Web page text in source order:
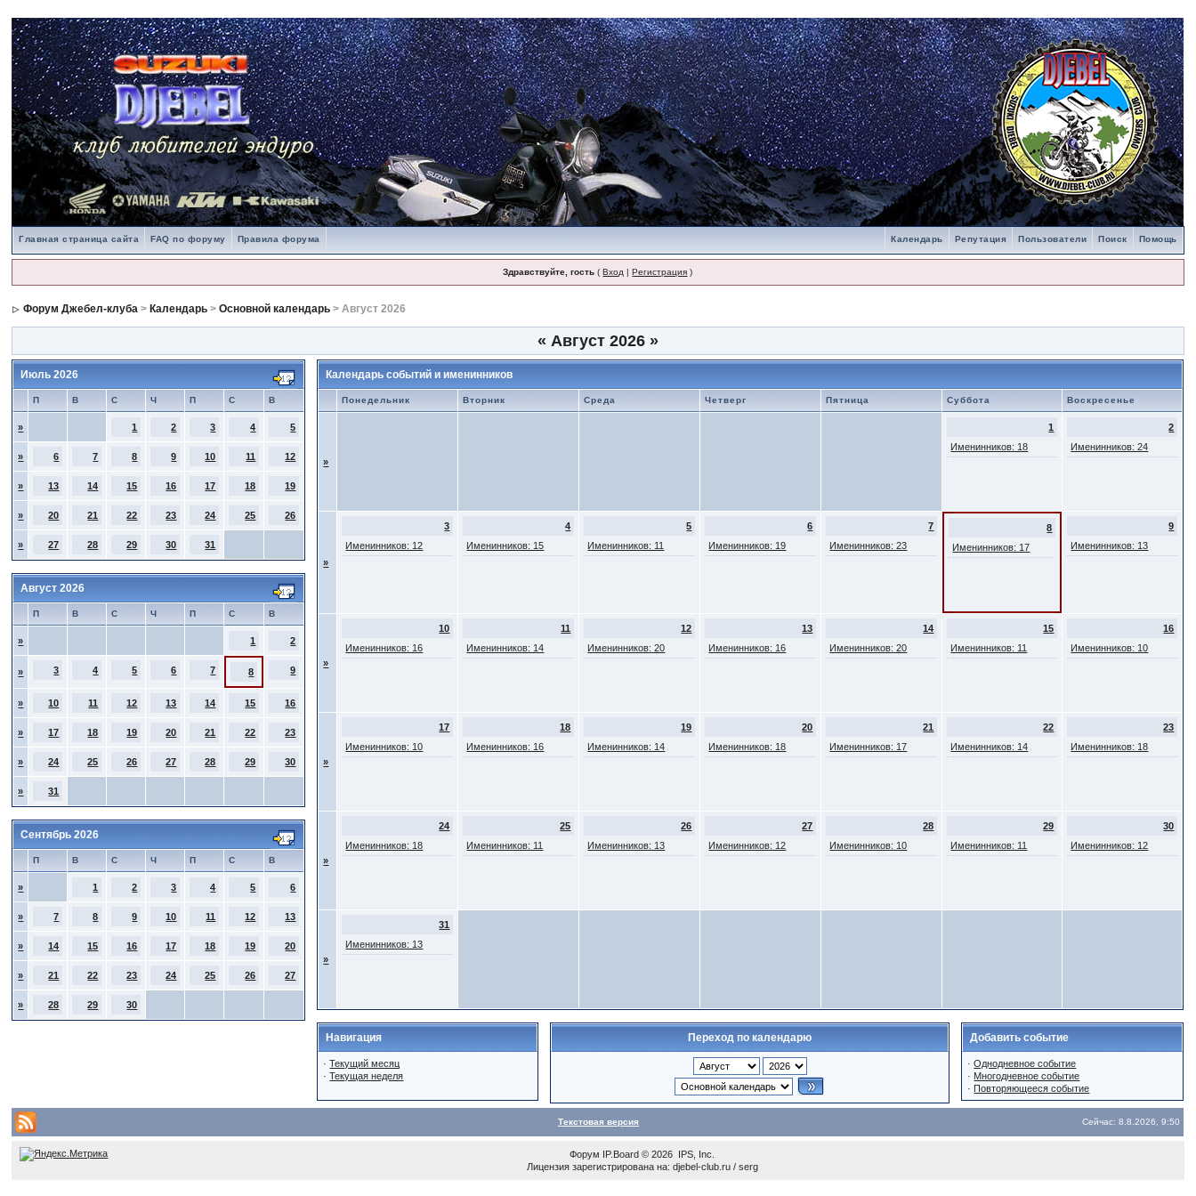
Главная страница сайта FAQ по форуму Правила форума Помощь
Поиск
Пользователи
Репутация
Календарь
Здравствуйте, гость (Вход |Регистрация )
Форум Джебел-клуба > Календарь >Основной календарь > Август 2026
« Август 2026 »
Июль 2026
П В С Ч П С В
» 1 2 3 4 5
» 6 7 8 9 10 11 12
» 13 14 15 16 17 18 19
» 20 21 22 23 24 25 26
» 27 28 29 30 31
Август 2026
П В С Ч П С В
» 1 2
» 3 4 5 6 7 8 9
» 10 11 12 13 14 15 16
» 17 18 19 20 21 22 23
» 24 25 26 27 28 29 30
» 31
Сентябрь 2026
П В С Ч П С В
» 1 2 3 4 5 6
» 7 8 9 10 11 12 13
» 14 15 16 17 18 19 20
» 21 22 23 24 25 26 27
» 28 29 30
Календарь событий и именинников
Понедельник Вторник Среда Четверг Пятница Суббота Воскресенье
»
1
Именинников: 18
2
Именинников: 24
»
3
Именинников: 12
4
Именинников: 15
5
Именинников: 11
6
Именинников: 19
7
Именинников: 23
8
Именинников: 17
9
Именинников: 13
»
10
Именинников: 16
11
Именинников: 14
12
Именинников: 20
13
Именинников: 16
14
Именинников: 20
15
Именинников: 11
16
Именинников: 10
»
17
Именинников: 10
18
Именинников: 16
19
Именинников: 14
20
Именинников: 18
21
Именинников: 17
22
Именинников: 14
23
Именинников: 18
»
24
Именинников: 18
25
Именинников: 11
26
Именинников: 13
27
Именинников: 12
28
Именинников: 10
29
Именинников: 11
30
Именинников: 12
»
31
Именинников: 13
Навигация
·Текущий месяц
·Текущая неделя
Переход по календарю Добавить событие
·Однодневное событие
· Многодневное событие
·Повторяющееся событие
Текстовая версия Сейчас: 8.8.2026, 9:50
Форум IP.Board © 2026 IPS, Inc
Лицензия зарегистрирована на: djebel-club.ru / serg